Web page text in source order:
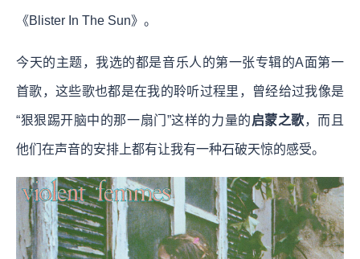
《Blister In The Sun》。
今天的主题，我选的都是音乐人的第一张专辑的A面第一
首歌，这些歌也都是在我的聆听过程里，曾经给过我像是
“狠狠踢开脑中的那一扇门”这样的力量的启蒙之歌，而且
他们在声音的安排上都有让我有一种石破天惊的感受。